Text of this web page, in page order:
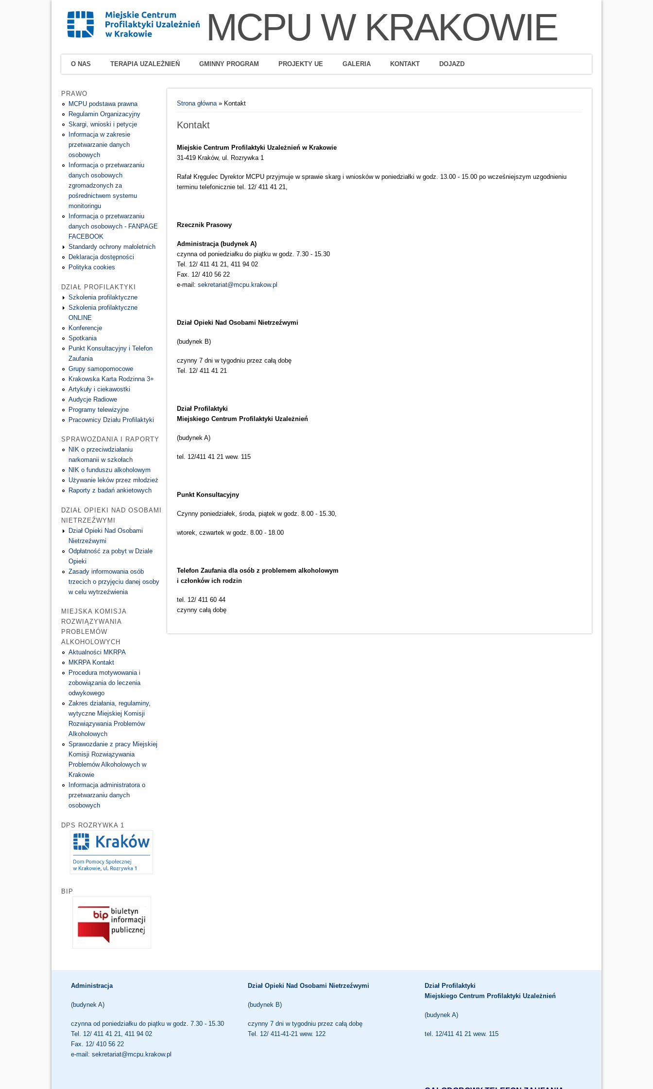
MCPU W KRAKOWIE
O NAS TERAPIA UZALEŻNIEŃ GMINNY PROGRAM PROJEKTY UE GALERIA KONTAKT DOJAZD
Strona główna» Kontakt
Kontakt
Miejskie Centrum Profilaktyki Uzależnień w Krakowie
31-419 Kraków, ul. Rozrywka 1
Rafał Kręgulec Dyrektor MCPU przyjmuje w sprawie skarg i wniosków w poniedziałki w godz. 13.00 - 15.00 po wcześniejszym uzgodnieniu
terminu telefonicznie tel. 12/ 411 41 21,
Rzecznik Prasowy
Administracja (budynek A)
czynna od poniedziałku do piątku w godz. 7.30 - 15.30
Tel. 12/ 411 41 21, 411 94 02
Fax. 12/ 410 56 22
e-mail:sekretariat@mcpu.krakow.pl
Dział Opieki Nad Osobami Nietrzeźwymi
(budynek B)
czynny 7 dni w tygodniu przez całą dobę
Tel. 12/ 411 41 21
Dział Profilaktyki
Miejskiego Centrum Profilaktyki Uzależnień
(budynek A)
tel. 12/411 41 21 wew. 115
Punkt Konsultacyjny
Czynny poniedziałek, środa, piątek w godz. 8.00 - 15.30,
wtorek, czwartek w godz. 8.00 - 18.00
Telefon Zaufania dla osób z problemem alkoholowym
i członków ich rodzin
tel. 12/ 411 60 44
czynny całą dobę
PRAWO
MCPU podstawa prawna
Regulamin Organizacyjny
Skargi, wnioski i petycje
Informacja w zakresie
przetwarzanie danych
osobowych
Informacja o przetwarzaniu
danych osobowych
zgromadzonych za
pośrednictwem systemu
monitoringu
Informacja o przetwarzaniu
danych osobowych - FANPAGE
FACEBOOK
Standardy ochrony małoletnich
Deklaracja dostępności
Polityka cookies
DZIAŁ PROFILAKTYKI
Szkolenia profilaktyczne
Szkolenia profilaktyczne
ONLINE
Konferencje
Spotkania
Punkt Konsultacyjny i Telefon
Zaufania
Grupy samopomocowe
Krakowska Karta Rodzinna 3+
Artykuły i ciekawostki
Audycje Radiowe
Programy telewizyjne
Pracownicy Działu Profilaktyki
SPRAWOZDANIA I RAPORTY
NIK o przeciwdziałaniu
narkomanii w szkołach
NIK o funduszu alkoholowym
Używanie leków przez młodzież
Raporty z badań ankietowych
DZIAŁ OPIEKI NAD OSOBAMI
NIETRZEŹWYMI
Dział Opieki Nad Osobami
Nietrzeźwymi
Odpłatność za pobyt w Dziale
Opieki
Zasady informowania osób
trzecich o przyjęciu danej osoby
w celu wytrzeźwienia
MIEJSKA KOMISJA
ROZWIĄZYWANIA
PROBLEMÓW
ALKOHOLOWYCH
Aktualności MKRPA
MKRPA Kontakt
Procedura motywowania i
zobowiązania do leczenia
odwykowego
Zakres działania, regulaminy,
wytyczne Miejskiej Komisji
Rozwiązywania Problemów
Alkoholowych
Sprawozdanie z pracy Miejskiej
Komisji Rozwiązywania
Problemów Alkoholowych w
Krakowie
Informacja administratora o
przetwarzaniu danych
osobowych
DPS ROZRYWKA 1
BIP
Administracja
(budynek A)
czynna od poniedziałku do piątku w godz. 7.30 - 15.30
Tel. 12/ 411 41 21, 411 94 02
Fax. 12/ 410 56 22
e-mail: sekretariat@mcpu.krakow.pl
Dział Opieki Nad Osobami Nietrzeźwymi
(budynek B)
czynny 7 dni w tygodniu przez całą dobę
Tel. 12/ 411-41-21 wew. 122
Dział Profilaktyki
Miejskiego Centrum Profilaktyki Uzależnień
(budynek A)
tel. 12/411 41 21 wew. 115